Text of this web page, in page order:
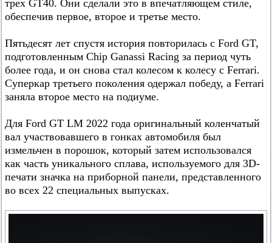
трех GT40. Они сделали это в впечатляющем стиле,
обеспечив первое, второе и третье место.
Пятьдесят лет спустя история повторилась с Ford GT,
подготовленным Chip Ganassi Racing за период чуть
более года, и он снова стал колесом к колесу с Ferrari.
Суперкар третьего поколения одержал победу, а Ferrari
заняла второе место на подиуме.
Для Ford GT LM 2022 года оригинальный коленчатый
вал участвовавшего в гонках автомобиля был
измельчен в порошок, который затем использовался
как часть уникального сплава, используемого для 3D-
печати значка на приборной панели, представленного
во всех 22 специальных выпусках.